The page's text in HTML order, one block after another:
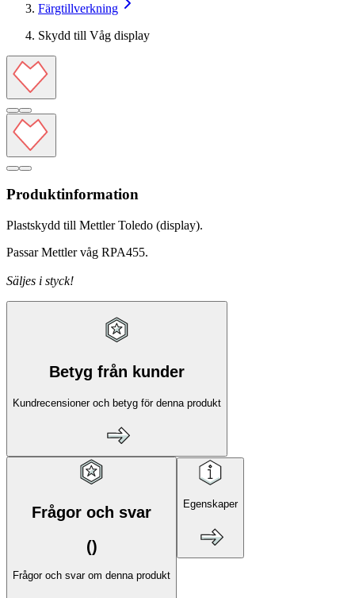
Färgtillverkning
Skydd till Våg display
Produktinformation
Plastskydd till Mettler Toledo (display).
Passar Mettler våg RPA455.
Säljes i styck!
Betyg från kunder
Kundrecensioner och betyg för denna produkt
Frågor och svar
()
Frågor och svar om denna produkt
Egenskaper